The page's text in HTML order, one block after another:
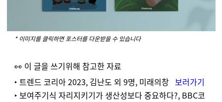
* 이미지를 클릭하면 포스터를 다운받을 수 있습니다
👀 이 글을 쓰기위해 참고한 자료
‣ 트렌드 코리아 2023, 김난도 외 9명, 미래의창 보러가기
‣ 보여주기식 자리지키기가 생산성보다 중요하다?, BBC코